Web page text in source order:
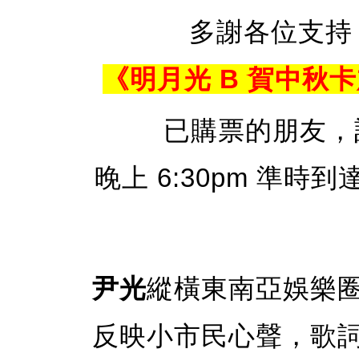
多謝各位支持
《明月光 B 賀中秋
已購票的朋友
晚上 6:30pm 準時到
尹光縱橫東南亞娛樂
反映小市民心聲，歌